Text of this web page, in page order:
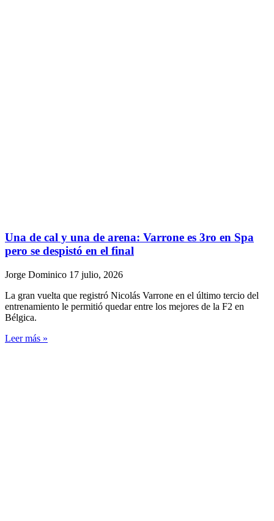
Una de cal y una de arena: Varrone es 3ro en Spa
pero se despistó en el final
Jorge Dominico 17 julio, 2026
La gran vuelta que registró Nicolás Varrone en el último tercio del
entrenamiento le permitió quedar entre los mejores de la F2 en
Bélgica.
Leer más »